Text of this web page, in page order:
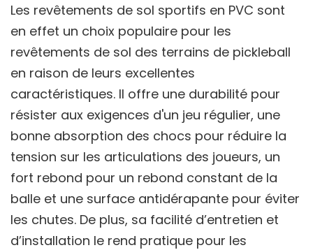
Les revêtements de sol sportifs en PVC sont
en effet un choix populaire pour les
revêtements de sol des terrains de pickleball
en raison de leurs excellentes
caractéristiques. Il offre une durabilité pour
résister aux exigences d'un jeu régulier, une
bonne absorption des chocs pour réduire la
tension sur les articulations des joueurs, un
fort rebond pour un rebond constant de la
balle et une surface antidérapante pour éviter
les chutes. De plus, sa facilité d’entretien et
d’installation le rend pratique pour les